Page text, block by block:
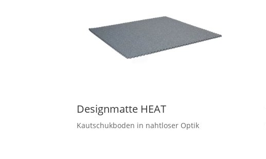
Designmatte HEAT
Kautschukboden in nahtloser Optik